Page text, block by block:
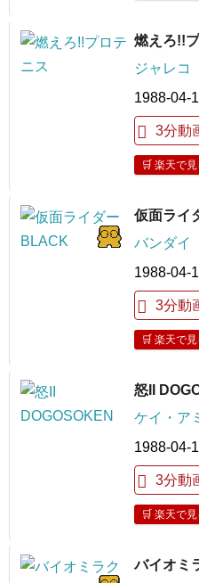
燃えろ!!
ジャレコ
1988-04-
3分動
🛒 楽天で見
仮面ライ
バンダイ
1988-04-
3分動
🛒 楽天で見
怒II
ケイ・ア
1988-04-
3分動
🛒 楽天で見
バイオミ